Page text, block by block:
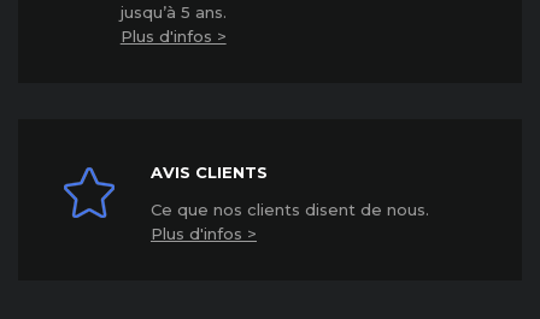
jusqu’à 5 ans.
Plus d'infos >
AVIS CLIENTS
Ce que nos clients disent de nous.
Plus d'infos >